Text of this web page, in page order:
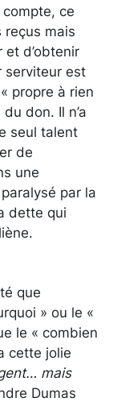
compte, ce
reçus mais
d’obtenir
serviteur est
propre à rien
don. Il n’a
seul talent
de
une
par la
dette qui
que
» ou le «
le « combien
cette jolie
mais
Dumas